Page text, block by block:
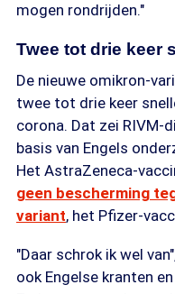
mogen rondrijden."
Twee tot drie keer
De nieuwe omikron-
twee tot drie keer
corona. Dat zei RIVM-
basis van Engels
Het AstraZeneca-
geen bescherming
variant, het Pfizer-
"Daar schrok ik wel
ook Engelse kranten